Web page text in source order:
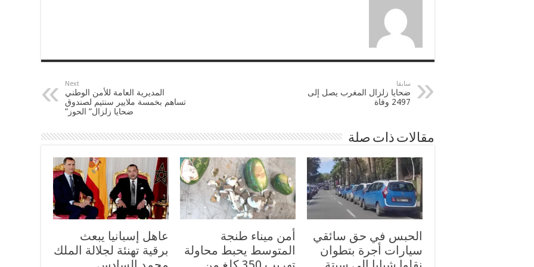
سابقا
ضحايا زلزال المغرب يصل إلى
2497 وفاة
Next
المديرية العامة للأمن الوطني
تساهم بخمسة ملايير سنتيم لصندوق
ضحايا زلزال” الحوز”
مقالات ذات صلة
الحبس في حق سائقي
سيارات أجرة بتطوان
أمن ميناء طنجة
المتوسط يحبط محاولة
عاهل إسبانيا يبعث
برقية تهنئة لجلالة الملك